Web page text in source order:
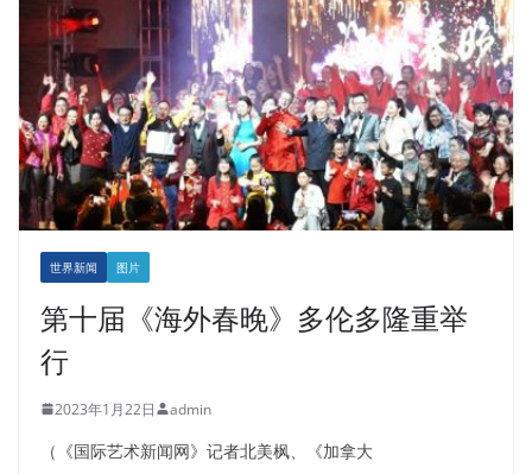
世界新闻 图片
第十届《海外春晚》多伦多隆重举
行
2023年1月22日 admin
（《国际艺术新闻网》记者北美枫、《加拿大